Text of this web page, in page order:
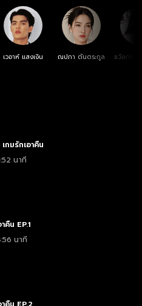
เวอาห์ แสงเงิน ณปภา ตันตระกูล
ชวัลกร ว
กมรักเอาคืน
นาที
คืน EP.1
นาที